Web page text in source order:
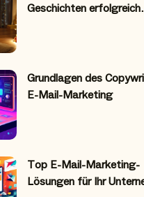
Geschichten
Grundlagen des
E-Mail-Marketing
Top E-Mail-Marketing-
Lösungen für Ihr